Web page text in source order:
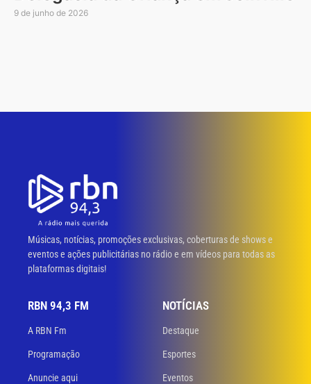
9 de junho de 2026
Músicas, notícias, promoções exclusivas, coberturas de shows e
eventos e ações publicitárias no rádio e em vídeos para todas as
plataformas digitais!
RBN 94,3 FM
A RBN Fm
Programação
Anuncie aqui
NOTÍCIAS
Destaque
Esportes
Eventos